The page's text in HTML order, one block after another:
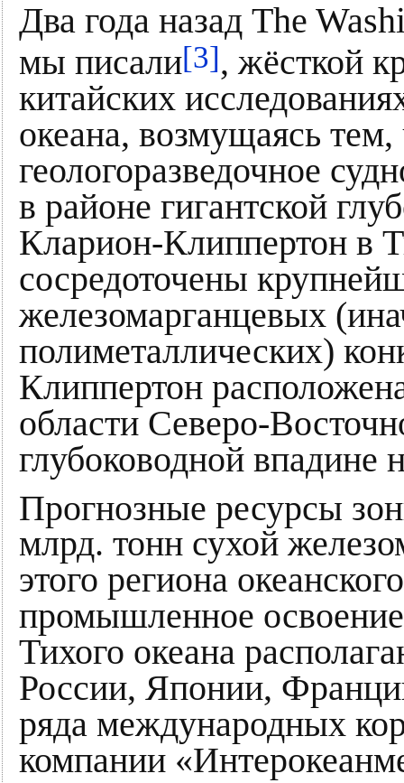
Два года назад The
мы писали[3], жёсткой
китайских
океана, возмущаясь тем,
геологоразведочное
в районе гигантской
Кларион-Клиппертон в
сосредоточены
железомарганцевых
полиметаллических)
Клиппертон
области Северо-
глубоководной впадине
Прогнозные ресурсы
млрд. тонн сухой
этого региона
промышленное
Тихого океана
России, Японии,
ряда международных
компании